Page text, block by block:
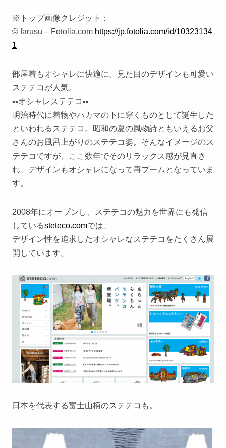
※トップ画像クレジット：
© farusu – Fotolia.com https://jp.fotolia.com/id/10323134
1
部屋着もオシャレに快適に。見た目のデザインも可愛い
ステテコが人気。
▪︎▪︎オシャレステテコ▪︎▪︎
明治時代に着物やハカマの下に穿くものとして誕生した
といわれるステテコ。昭和の夏の風物詩ともいえるお父
さんのお風呂上がりのステテコ姿。そんなイメージのス
テテコですが、ここ数年でそのリラックス感が見直さ
れ、デザインもオシャレになって再ブームとなっていま
す。
2008年にオープンし、ステテコの魅力を世界にも発信
しているsteteco.comでは、
デザイン性を追求したオシャレなステテコをたくさん展
開しています。
日本を代表する富士山柄のステテコも。